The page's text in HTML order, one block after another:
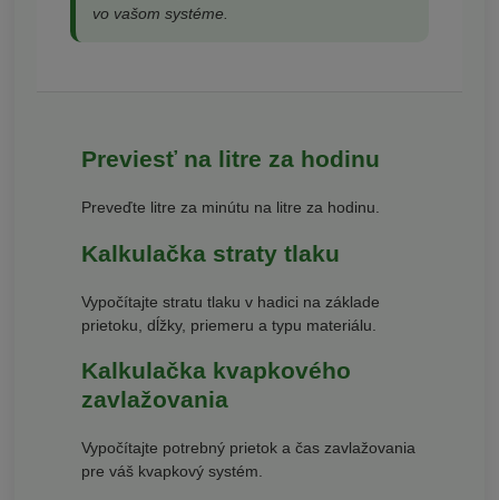
vo vašom systéme.
Previesť na litre za hodinu
Preveďte litre za minútu na litre za hodinu.
Kalkulačka straty tlaku
Vypočítajte stratu tlaku v hadici na základe
prietoku, dĺžky, priemeru a typu materiálu.
Kalkulačka kvapkového
zavlažovania
Vypočítajte potrebný prietok a čas zavlažovania
pre váš kvapkový systém.